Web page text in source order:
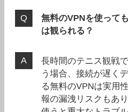
無料のVPNを使って
は観られる？
長時間のテニス観戦
う場合、接続が遅く
る無料のVPNは実用
報の漏洩リスクもあ